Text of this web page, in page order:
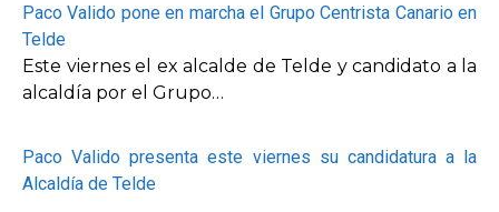
Paco Valido pone en marcha el Grupo Centrista Canario en
Telde
Este viernes el ex alcalde de Telde y candidato a la
alcaldía por el Grupo…
Paco Valido presenta este viernes su candidatura a la
Alcaldía de Telde